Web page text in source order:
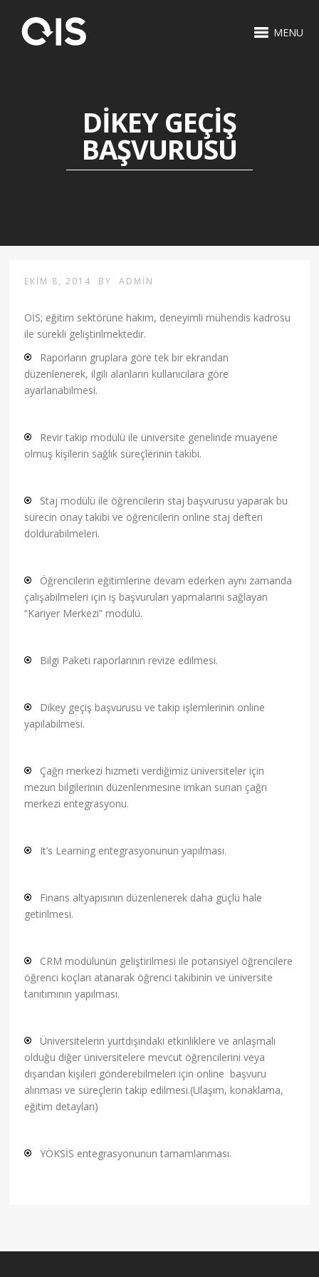
MENU
DIKEY GEÇIŞ
BAŞVURUSU
EKIM 8, 2014 BY ADMIN
OİS; eğitim sektörüne hakim, deneyimli mühendis kadrosu
ile sürekli geliştirilmektedir.
Raporların gruplara göre tek bir ekrandan
düzenlenerek, ilgili alanların kullanıcılara göre
ayarlanabilmesi.
Revir takip modülü ile üniversite genelinde muayene
olmuş kişilerin sağlık süreçlerinin takibi.
Staj modülü ile öğrencilerin staj başvurusu yaparak bu
sürecin onay takibi ve öğrencilerin online staj defteri
doldurabilmeleri.
Öğrencilerin eğitimlerine devam ederken aynı zamanda
çalışabilmeleri için iş başvuruları yapmalarını sağlayan
“Kariyer Merkezi” modülü.
Bilgi Paketi raporlarının revize edilmesi.
Dikey geçiş başvurusu ve takip işlemlerinin online
yapılabilmesi.
Çağrı merkezi hizmeti verdiğimiz üniversiteler için
mezun bilgilerinin düzenlenmesine imkan sunan çağrı
merkezi entegrasyonu.
It’s Learning entegrasyonunun yapılması.
Finans altyapısının düzenlenerek daha güçlü hale
getirilmesi.
CRM modülünün geliştirilmesi ile potansiyel öğrencilere
öğrenci koçları atanarak öğrenci takibinin ve üniversite
tanıtımının yapılması.
Üniversitelerin yurtdışındaki etkinliklere ve anlaşmalı
olduğu diğer üniversitelere mevcut öğrencilerini veya
dışarıdan kişileri gönderebilmeleri için online başvuru
alınması ve süreçlerin takip edilmesi.(Ulaşım, konaklama,
eğitim detayları)
YÖKSİS entegrasyonunun tamamlanması.